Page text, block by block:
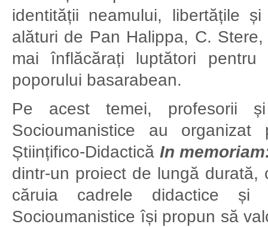
identității neamului, libertățile
alături de Pan Halippa, C.
mai înflăcărați luptători
poporului basarabean.
Pe acest temei, profesorii
Socioumanistice au
Științifico-Didactică In
dintr-un proiect de lungă
căruia cadrele didactice
Socioumanistice își propun să